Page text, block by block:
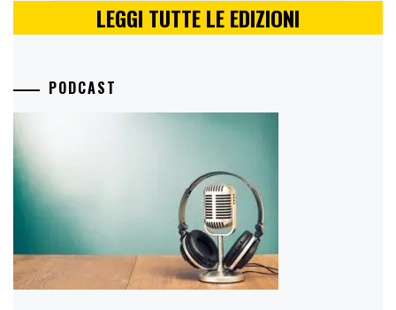
LEGGI TUTTE LE EDIZIONI
PODCAST